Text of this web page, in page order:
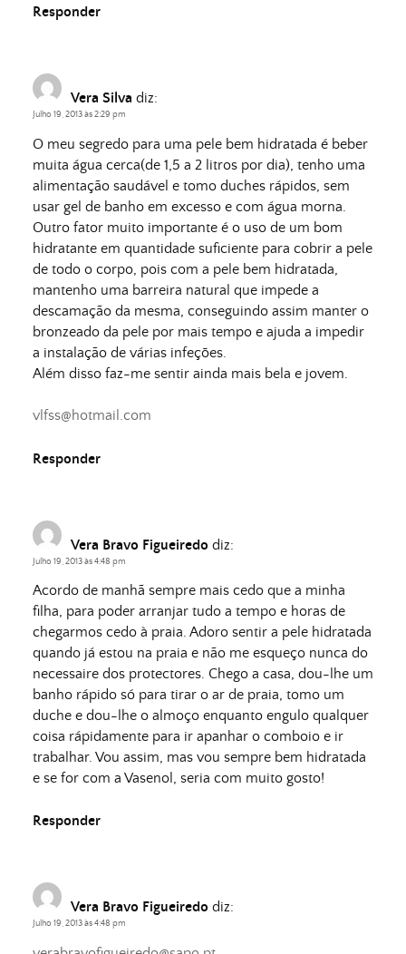
Responder
Vera Silva diz:
Julho 19, 2013 às 2:29 pm
O meu segredo para uma pele bem hidratada é beber
muita água cerca(de 1,5 a 2 litros por dia), tenho uma
alimentação saudável e tomo duches rápidos, sem
usar gel de banho em excesso e com água morna.
Outro fator muito importante é o uso de um bom
hidratante em quantidade suficiente para cobrir a pele
de todo o corpo, pois com a pele bem hidratada,
mantenho uma barreira natural que impede a
descamação da mesma, conseguindo assim manter o
bronzeado da pele por mais tempo e ajuda a impedir
a instalação de várias infeções.
Além disso faz-me sentir ainda mais bela e jovem.
vlfss@hotmail.com
Responder
Vera Bravo Figueiredo diz:
Julho 19, 2013 às 4:48 pm
Acordo de manhã sempre mais cedo que a minha
filha, para poder arranjar tudo a tempo e horas de
chegarmos cedo à praia. Adoro sentir a pele hidratada
quando já estou na praia e não me esqueço nunca do
necessaire dos protectores. Chego a casa, dou-lhe um
banho rápido só para tirar o ar de praia, tomo um
duche e dou-lhe o almoço enquanto engulo qualquer
coisa rápidamente para ir apanhar o comboio e ir
trabalhar. Vou assim, mas vou sempre bem hidratada
e se for com a Vasenol, seria com muito gosto!
Responder
Vera Bravo Figueiredo diz:
Julho 19, 2013 às 4:48 pm